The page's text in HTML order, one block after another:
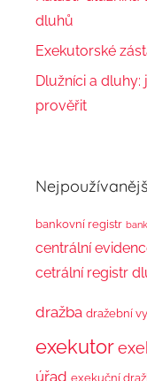
dluhů
Exekutorské
Dlužníci a
prověřit
bankovní registr
centrální
cetrální registr
dražba dražební
exekutor
úřad exekuční